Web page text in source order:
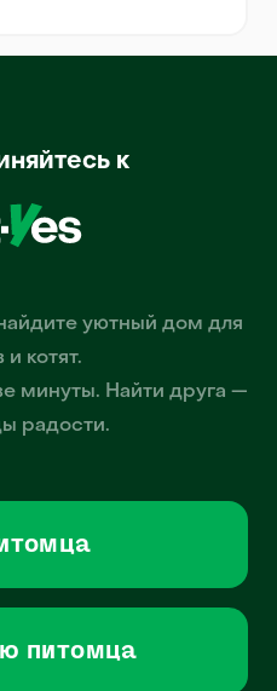
к
уютный дом для
котят.
минуты. Найти друга —
радости.
питомца